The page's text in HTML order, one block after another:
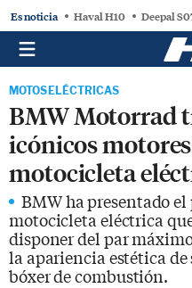
Es noticia Haval H10 Deepal
MOTOS ELÉCTRICAS
BMW Motorrad
icónicos
motocicleta
BMW ha presentado
motocicleta eléctrica
disponer del par
la apariencia estética
bóxer de combustión.